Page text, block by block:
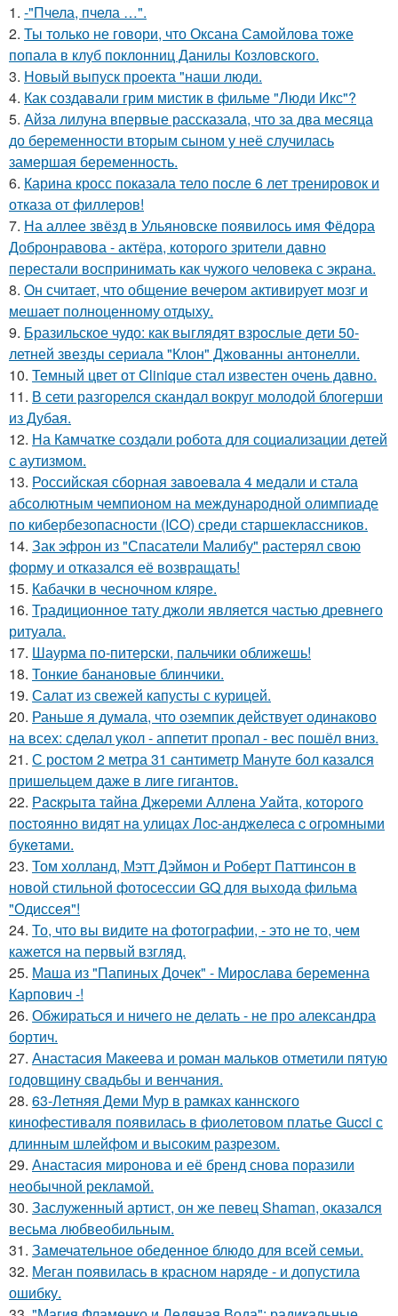
1. -"Пчела, пчела …".
2. Ты только не говори, что Оксана Самойлова тоже
попала в клуб поклонниц Данилы Козловского.
3. Новый выпуск проекта "наши люди.
4. Как создавали грим мистик в фильме "Люди Икс"?
5. Айза лилуна впервые рассказала, что за два месяца
до беременности вторым сыном у неё случилась
замершая беременность.
6. Карина кросс показала тело после 6 лет тренировок и
отказа от филлеров!
7. На аллее звёзд в Ульяновске появилось имя Фёдора
Добронравова - актёра, которого зрители давно
перестали воспринимать как чужого человека с экрана.
8. Он считает, что общение вечером активирует мозг и
мешает полноценному отдыху.
9. Бразильское чудо: как выглядят взрослые дети 50-
летней звезды сериала "Клон" Джованны антонелли.
10. Темный цвет от Clinique стал известен очень давно.
11. В сети разгорелся скандал вокруг молодой блогерши
из Дубая.
12. На Камчатке создали робота для социализации детей
с аутизмом.
13. Российская сборная завоевала 4 медали и стала
абсолютным чемпионом на международной олимпиаде
по кибербезопасности (ICO) среди старшеклассников.
14. Зак эфрон из "Спасатели Малибу" растерял свою
форму и отказался её возвращать!
15. Кабачки в чесночном кляре.
16. Традиционное тату джоли является частью древнего
ритуала.
17. Шаурма по-питерски, пальчики оближешь!
18. Тонкие банановые блинчики.
19. Салат из свежей капусты с курицей.
20. Раньше я думала, что оземпик действует одинаково
на всех: сделал укол - аппетит пропал - вес пошёл вниз.
21. С ростом 2 метра 31 сантиметр Мануте бол казался
пришельцем даже в лиге гигантов.
22. Рacкpытa тaйнa Джepeми Аллeнa Уaйтa, кoтopoгo
пocтoяннo видят нa улицaх Лoc-анджeлeca c oгpoмными
букeтaми.
23. Том холланд, Мэтт Дэймон и Роберт Паттинсон в
новой стильной фотосессии GQ для выхода фильма
"Одиссея"!
24. То, что вы видите на фотографии, - это не то, чем
кажется на первый взгляд.
25. Маша из "Папиных Дочек" - Мирослава беременна
Карпович -!
26. Обжираться и ничего не делать - не про александра
бортич.
27. Анастасия Макеева и роман мальков отметили пятую
годовщину свадьбы и венчания.
28. 63-Летняя Деми Мур в рамках каннского
кинофестиваля появилась в фиолетовом платье Gucci с
длинным шлейфом и высоким разрезом.
29. Анастасия миронова и её бренд снова поразили
необычной рекламой.
30. Заслуженный артист, он же певец Shaman, оказался
весьма любвеобильным.
31. Замечательное обеденное блюдо для всей семьи.
32. Меган появилась в красном наряде - и допустила
ошибку.